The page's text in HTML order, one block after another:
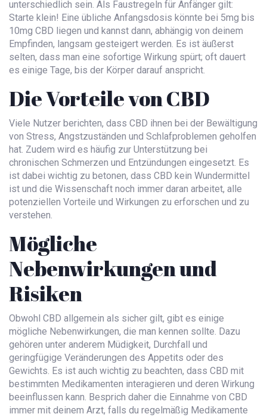
unterschiedlich sein. Als Faustregeln für Anfänger gilt:
Starte klein! Eine übliche Anfangsdosis könnte bei 5mg bis
10mg CBD liegen und kannst dann, abhängig von deinem
Empfinden, langsam gesteigert werden. Es ist äußerst
selten, dass man eine sofortige Wirkung spürt; oft dauert
es einige Tage, bis der Körper darauf anspricht.
Die Vorteile von CBD
Viele Nutzer berichten, dass CBD ihnen bei der Bewältigung
von Stress, Angstzuständen und Schlafproblemen geholfen
hat. Zudem wird es häufig zur Unterstützung bei
chronischen Schmerzen und Entzündungen eingesetzt. Es
ist dabei wichtig zu betonen, dass CBD kein Wundermittel
ist und die Wissenschaft noch immer daran arbeitet, alle
potenziellen Vorteile und Wirkungen zu erforschen und zu
verstehen.
Mögliche
Nebenwirkungen und
Risiken
Obwohl CBD allgemein als sicher gilt, gibt es einige
mögliche Nebenwirkungen, die man kennen sollte. Dazu
gehören unter anderem Müdigkeit, Durchfall und
geringfügige Veränderungen des Appetits oder des
Gewichts. Es ist auch wichtig zu beachten, dass CBD mit
bestimmten Medikamenten interagieren und deren Wirkung
beeinflussen kann. Besprich daher die Einnahme von CBD
immer mit deinem Arzt, falls du regelmäßig Medikamente